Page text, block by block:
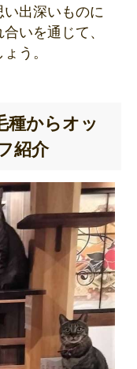
出深いものに
いを通じて、
う。
種からオッ
紹介